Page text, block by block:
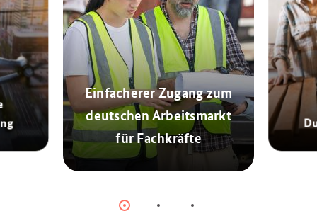
Einfacherer Zugang zum
deutschen Arbeitsmarkt
für Fachkräfte